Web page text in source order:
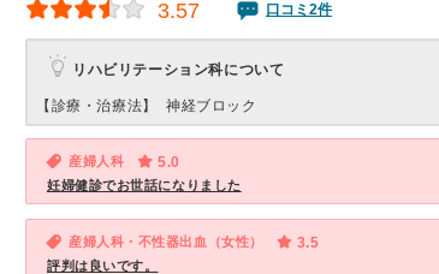
3.57 口コミ2件
リハビリテーション科について
【診療・治療法】 神経ブロック
産婦人科 5.0
妊婦健診でお世話になりました
産婦人科・不性器出血（女性） 3.5
評判は良いです。